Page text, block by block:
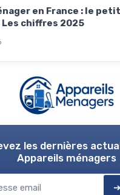
en France : le
Les chiffres 2025
les dernières
Appareils ménagers